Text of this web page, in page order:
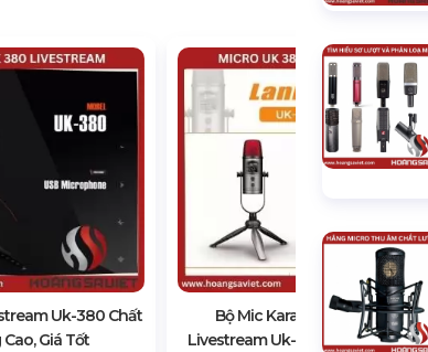
Uk-380 Chất
Giá Tốt
Bộ Mic Karaoke Thu Âm
Livestream Uk-380 Chất Lượng